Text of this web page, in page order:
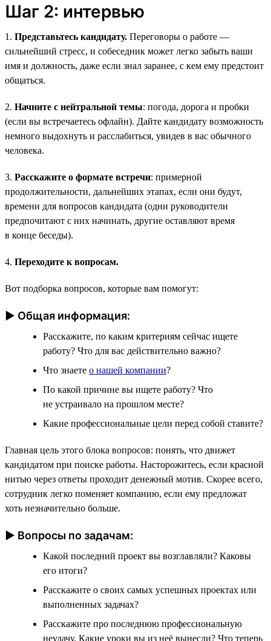
Шаг 2: интервью
1. Представьтесь кандидату. Переговоры о работе —
сильнейший стресс, и собеседник может легко забыть ваши
имя и должность, даже если знал заранее, с кем ему предстоит
общаться.
2. Начните с нейтральной темы: погода, дорога и пробки
(если вы встречаетесь офлайн). Дайте кандидату возможность
немного выдохнуть и расслабиться, увидев в вас обычного
человека.
3. Расскажите о формате встречи: примерной
продолжительности, дальнейших этапах, если они будут,
времени для вопросов кандидата (одни руководители
предпочитают с них начинать, другие оставляют время
в конце беседы).
4. Переходите к вопросам.
Вот подборка вопросов, которые вам помогут:
► Общая информация:
Расскажите, по каким критериям сейчас ищете
работу? Что для вас действительно важно?
Что знаете о нашей компании?
По какой причине вы ищете работу? Что
не устраивало на прошлом месте?
Какие профессиональные цели перед собой ставите?
Главная цель этого блока вопросов: понять, что движет
кандидатом при поиске работы. Насторожитесь, если красной
нитью через ответы проходит денежный мотив. Скорее всего,
сотрудник легко поменяет компанию, если ему предложат
хоть незначительно больше.
► Вопросы по задачам:
Какой последний проект вы возглавляли? Каковы
его итоги?
Расскажите о своих самых успешных проектах или
выполненных задачах?
Расскажите про последнюю профессиональную
неудачу. Какие уроки вы из неё вынесли? Что теперь